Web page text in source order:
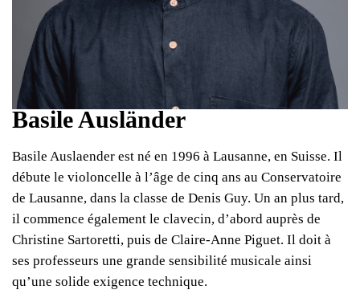
Basile Ausländer
Basile Auslaender est né en 1996 à Lausanne, en Suisse. Il
débute le violoncelle à l’âge de cinq ans au Conservatoire
de Lausanne, dans la classe de Denis Guy. Un an plus tard,
il commence également le clavecin, d’abord auprès de
Christine Sartoretti, puis de Claire-Anne Piguet. Il doit à
ses professeurs une grande sensibilité musicale ainsi
qu’une solide exigence technique.